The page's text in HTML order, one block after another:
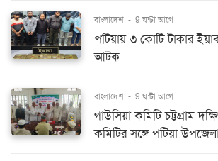
বাংলাদেশ - 9 ঘন্টা আগে
পটিয়ায় ৩ কোটি টাকার
আটক
বাংলাদেশ - 9 ঘন্টা আগে
গাউসিয়া কমিটি চট্টগ্রাম
কমিটির সঙ্গে পটিয়া